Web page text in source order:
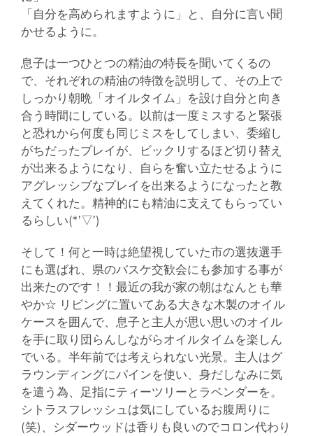
「自分を高められますように」と、自分に言い聞
かせるように。
息子は一つひとつの精油の特長を聞いてくるの
で、それぞれの精油の特徴を説明して、その上で
しっかり朝晩「オイルタイム」を設け自分と向き
合う時間にしている。以前は一度ミスすると緊張
と恐れから何度も同じミスをしてしまい、委縮し
がちだったプレイが、ビックリするほど切り替え
が出来るようになり、自らを奮い立たせるように
アグレッシブなプレイを出来るようになったと教
えてくれた。精神的にも精油に支えてもらってい
るらしい(*’▽’)
そして！何と一時は絶望視していた市の選抜選手
にも選ばれ、県のバスケ交歓会にも参加する事が
出来たのです！！最近の我が家の朝はなんとも華
やか☆ リビングに置いてある大きな木製のオイル
ケースを囲んで、息子と主人が思い思いのオイル
を手に取り団らんしながらオイルタイムを楽しん
でいる。半年前では考えられない光景。主人はグ
ラウンディングにパインを使い、身だしなみに気
を遣う為、足指にティーツリーとラベンダーを。
シトラスフレッシュは気にしているお腹周りに
(笑)、シダーウッドは香りも良いのでコロン代わり